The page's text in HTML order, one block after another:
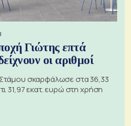
Γιώτης επτά
οι αριθμοί
σκαρφάλωσε στα 36,33
31,97 εκατ. ευρώ στη χρήση